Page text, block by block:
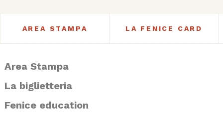
AREA STAMPA LA FENICE CARD
Area Stampa
La biglietteria
Fenice education